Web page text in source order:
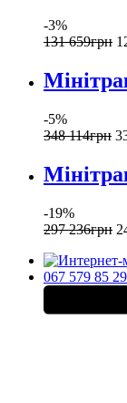
-3%
131 659грн
-5%
348 114грн
-19%
297 236грн
067 579 85 29